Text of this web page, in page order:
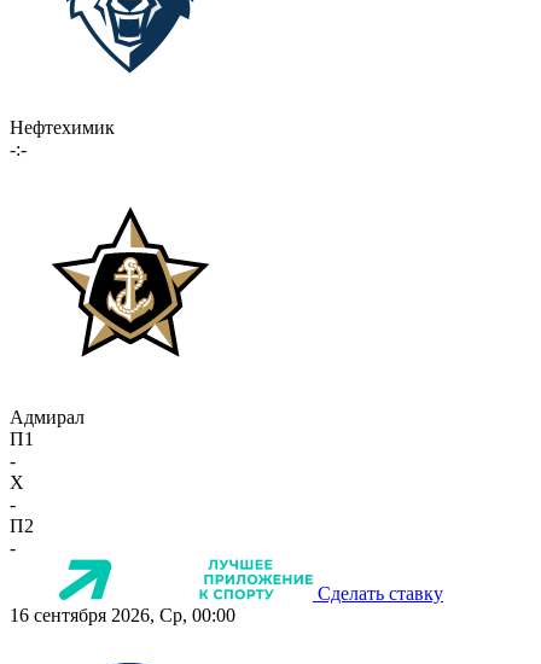
Нефтехимик
-:-
Адмирал
П1
-
X
-
П2
-
Сделать ставку
16 сентября 2026, Ср, 00:00